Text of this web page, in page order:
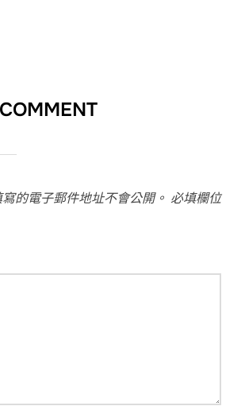
的電子郵件地址不會公開。 必填欄位